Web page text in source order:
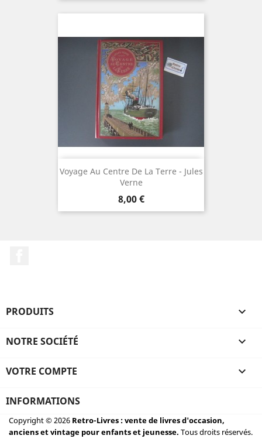
Voyage Au Centre De La Terre - Jules
Verne
Prix
8,00 €
PRODUITS 
NOTRE SOCIÉTÉ 
VOTRE COMPTE 
INFORMATIONS
Copyright © 2026 Retro-Livres : vente de livres d'occasion,
anciens et vintage pour enfants et jeunesse. Tous droits réservés.